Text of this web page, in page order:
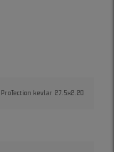
kevlar 27.5x2.20